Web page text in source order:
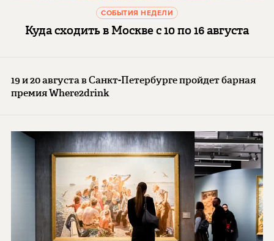
СОБЫТИЯ НЕДЕЛИ
Куда сходить в Москве с 10 по 16 августа
19 и 20 августа в Санкт-Петербурге пройдет барная
премия Where2drink